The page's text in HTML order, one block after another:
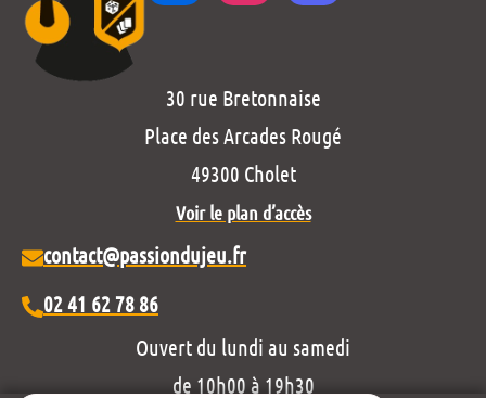
30 rue Bretonnaise
Place des Arcades Rougé
49300 Cholet
Voir le plan d’accès
contact@passiondujeu.fr
02 41 62 78 86
Ouvert du lundi au samedi
de 10h00 à 19h30